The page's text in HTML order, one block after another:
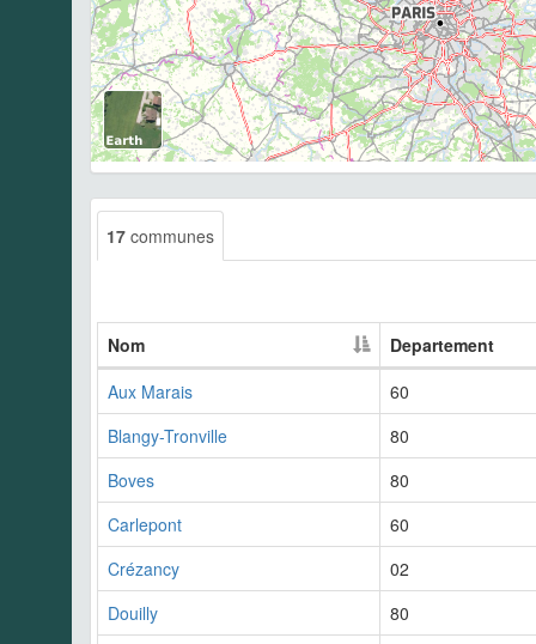
17 communes
Nom
Departement
Aux Marais
60
Blangy-Tronville
80
Boves
80
Carlepont
60
Crézancy
02
Douilly
80